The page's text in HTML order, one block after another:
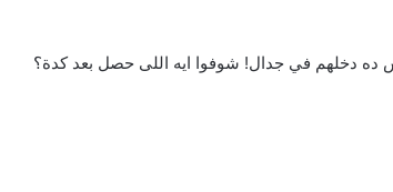
ده دخلهم في جدال! شوفوا ايه اللى حصل بعد كدة؟